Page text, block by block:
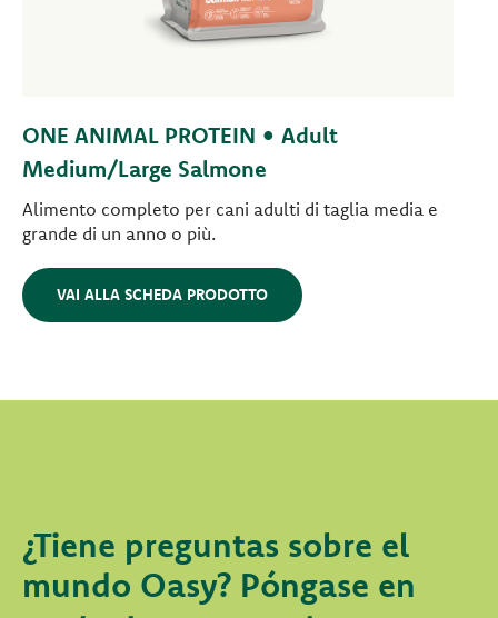
ONE ANIMAL PROTEIN • Adult
Medium/Large Salmone
Alimento completo per cani adulti di taglia media e
grande di un anno o più.
VAI ALLA SCHEDA PRODOTTO
¿Tiene preguntas sobre el
mundo Oasy? Póngase en